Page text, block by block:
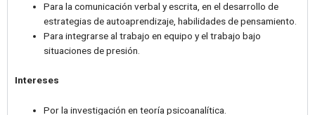
Para la comunicación verbal y escrita, en el desarrollo de
estrategias de autoaprendizaje, habilidades de pensamiento.
Para integrarse al trabajo en equipo y el trabajo bajo
situaciones de presión.
Intereses
Por la investigación en teoría psicoanalítica.